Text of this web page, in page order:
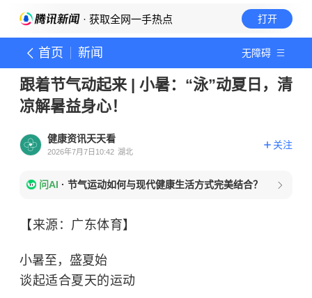
· 获取全网一手热点 打开
首页 新闻 无障碍
跟着节气动起来 | 小暑：“泳”动夏日，清
凉解暑益身心！
健康资讯天天看
2026年7月7日10:42 湖北
关注
问AI · 节气运动如何与现代健康生活方式完美结合？
【来源：广东体育】
小暑至，盛夏始
谈起适合夏天的运动